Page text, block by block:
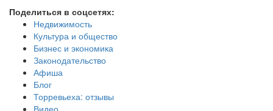
Поделиться в соцсетях:
Недвижимость
Культура и общество
Бизнес и экономика
Законодательство
Афиша
Блог
Торревьеха: отзывы
Видео